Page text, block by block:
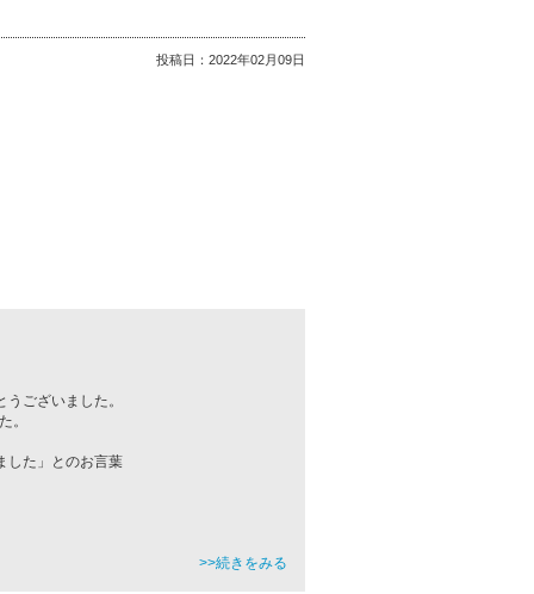
投稿日： 2022年02月09日
ございました。
。
した」とのお言葉
>>続きをみる